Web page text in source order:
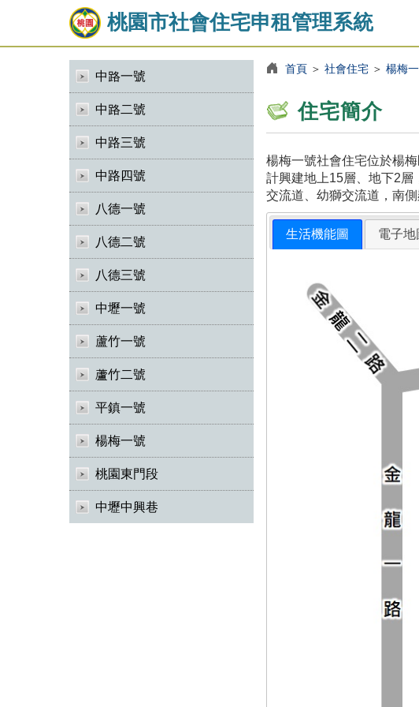
桃園市社會住宅申租管理系統
中路一號
中路二號
中路三號
中路四號
八德一號
八德二號
八德三號
中壢一號
蘆竹一號
蘆竹二號
平鎮一號
楊梅一號
桃園東門段
中壢中興巷
首頁＞ 社會住宅＞ 楊梅
住宅簡介
楊梅一號社會住宅位於楊
計興建地上15層、地下2層
交流道、幼獅交流道，南
生活機能圖 電子地